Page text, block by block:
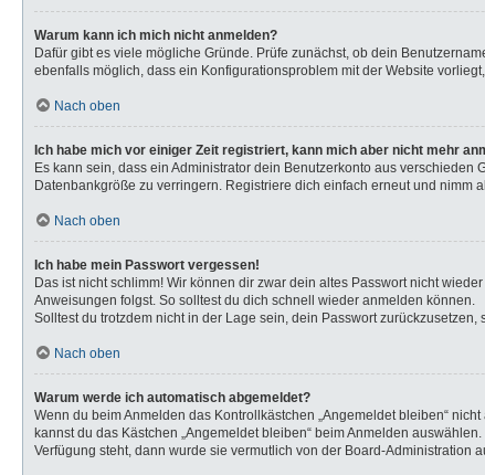
Warum kann ich mich nicht anmelden?
Dafür gibt es viele mögliche Gründe. Prüfe zunächst, ob dein
ebenfalls möglich, dass ein Konfigurationsproblem mit der Website
Nach oben
Ich habe mich vor einiger Zeit registriert, kann mich aber nicht mehr
Es kann sein, dass ein Administrator dein Benutzerkonto aus
Datenbankgröße zu verringern. Registriere dich einfach erneut und nimm
Nach oben
Ich habe mein Passwort vergessen!
Das ist nicht schlimm! Wir können dir zwar dein altes Passwort nicht
Anweisungen folgst. So solltest du dich schnell wieder anmelden können.
Solltest du trotzdem nicht in der Lage sein, dein Passwort
Nach oben
Warum werde ich automatisch abgemeldet?
Wenn du beim Anmelden das Kontrollkästchen „Angemeldet bleiben“
kannst du das Kästchen „Angemeldet bleiben“ beim Anmelden
Verfügung steht, dann wurde sie vermutlich von der Board-Administration